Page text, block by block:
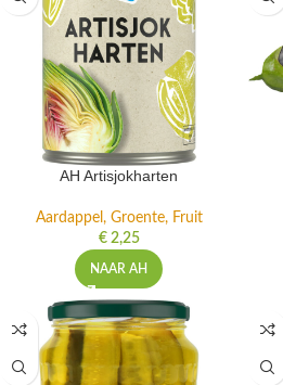
AH Artisjokharten
Aardappel, Groente, Fruit
€2,25
NAAR AH